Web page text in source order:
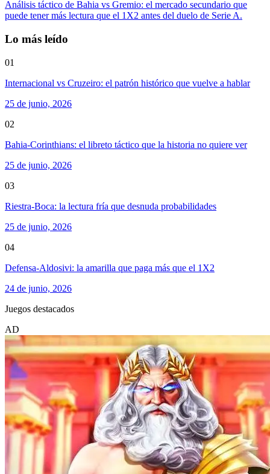
Análisis táctico de Bahia vs Gremio: el mercado secundario que
puede tener más lectura que el 1X2 antes del duelo de Serie A.
Lo más leído
01
Internacional vs Cruzeiro: el patrón histórico que vuelve a hablar
25 de junio, 2026
02
Bahia-Corinthians: el libreto táctico que la historia no quiere ver
25 de junio, 2026
03
Riestra-Boca: la lectura fría que desnuda probabilidades
25 de junio, 2026
04
Defensa-Aldosivi: la amarilla que paga más que el 1X2
24 de junio, 2026
Juegos destacados
AD